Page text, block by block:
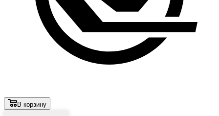
В корзину